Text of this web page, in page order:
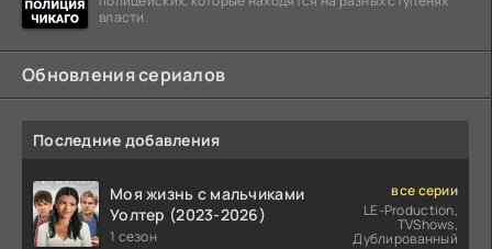
власти.
Обновления сериалов
Последние добавления
Моя жизнь с мальчиками
Уолтер (2023-2026)
1 сезон
все серии
LE-Production,
TVShows,
Дублированный